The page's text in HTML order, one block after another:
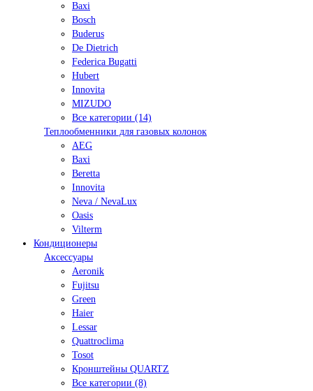
Baxi
Bosch
Buderus
De Dietrich
Federica Bugatti
Hubert
Innovita
MIZUDO
Все категории (14)
Теплообменники для газовых колонок
AEG
Baxi
Beretta
Innovita
Neva / NevaLux
Oasis
Vilterm
Кондиционеры
Аксессуары
Aeronik
Fujitsu
Green
Haier
Lessar
Quattroclima
Tosot
Кронштейны QUARTZ
Все категории (8)